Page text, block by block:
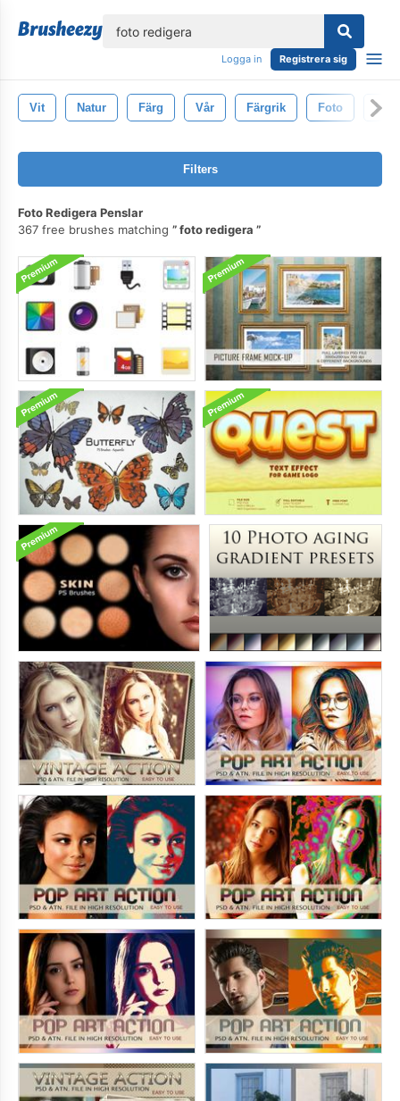
Logga in Registrera sig
Vit Natur Färg Vår Färgrik Foto
Filters
Foto Redigera Penslar
367 free brushes matching
foto redigera